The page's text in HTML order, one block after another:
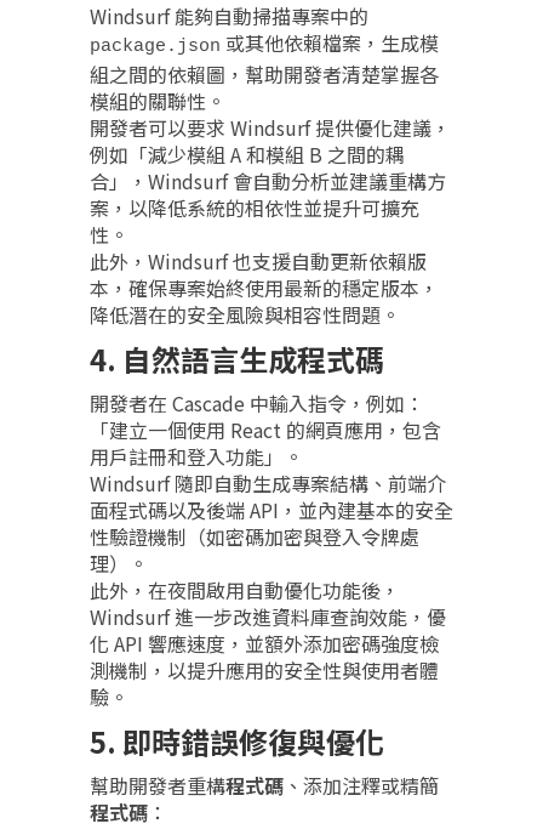
Windsurf 能夠自動掃描專案中的
package.json 或其他依賴檔案，生成模
組之間的依賴圖，幫助開發者清楚掌握各
模組的關聯性。
開發者可以要求 Windsurf 提供優化建議，
例如「減少模組 A 和模組 B 之間的耦
合」，Windsurf 會自動分析並建議重構方
案，以降低系統的相依性並提升可擴充
性。
此外，Windsurf 也支援自動更新依賴版
本，確保專案始終使用最新的穩定版本，
降低潛在的安全風險與相容性問題。
4. 自然語言生成程式碼
開發者在 Cascade 中輸入指令，例如：
「建立一個使用 React 的網頁應用，包含
用戶註冊和登入功能」。
Windsurf 隨即自動生成專案結構、前端介
面程式碼以及後端 API，並內建基本的安全
性驗證機制（如密碼加密與登入令牌處
理）。
此外，在夜間啟用自動優化功能後，
Windsurf 進一步改進資料庫查詢效能，優
化 API 響應速度，並額外添加密碼強度檢
測機制，以提升應用的安全性與使用者體
驗。
5. 即時錯誤修復與優化
幫助開發者重構程式碼 、添加注釋或精簡
程式碼 ：